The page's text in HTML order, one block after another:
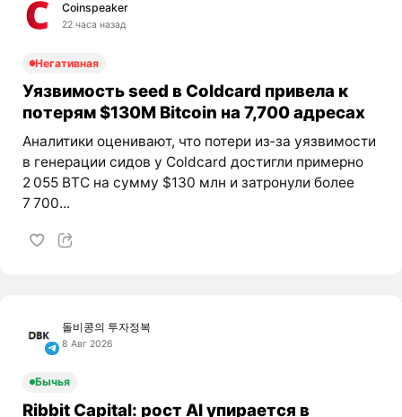
Coinspeaker
22 часа назад
Негативная
Уязвимость seed в Coldcard привела к
потерям $130M Bitcoin на 7,700 адресах
Аналитики оценивают, что потери из‑за уязвимости
в генерации сидов у Coldcard достигли примерно
2 055 BTC на сумму $130 млн и затронули более
7 700...
돌비콩의 투자정복
8 Авг 2026
Бычья
Ribbit Capital: рост AI упирается в